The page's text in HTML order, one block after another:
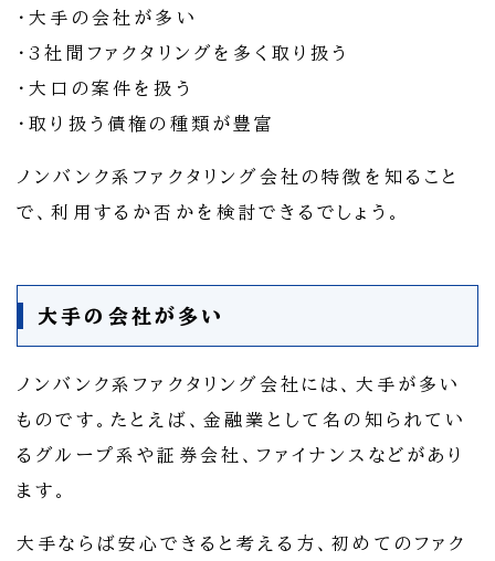
・大手の会社が多い
・3社間ファクタリングを多く取り扱う
・大口の案件を扱う
・取り扱う債権の種類が豊富
ノンバンク系ファクタリング会社の特徴を知ること
で、利用するか否かを検討できるでしょう。
大手の会社が多い
ノンバンク系ファクタリング会社には、大手が多い
ものです。たとえば、金融業として名の知られてい
るグループ系や証券会社、ファイナンスなどがあり
ます。
大手ならば安心できると考える方、初めてのファク